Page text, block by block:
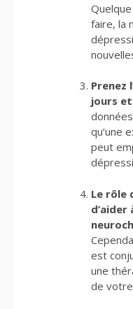
faire, la
Prenez
jours
qu’une
peut
Le rôle
est
une
de